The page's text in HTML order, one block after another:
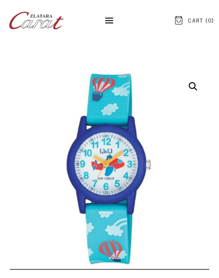
CART (0)
NASLOVNA
O NAMA
KONTAKT
SATOVI
SREBRNI NAKIT
ZLATNI NAKIT